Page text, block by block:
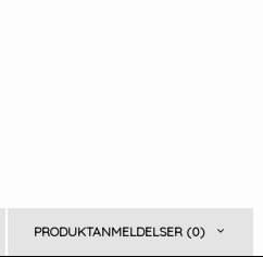
PRODUKTANMELDELSER (0)